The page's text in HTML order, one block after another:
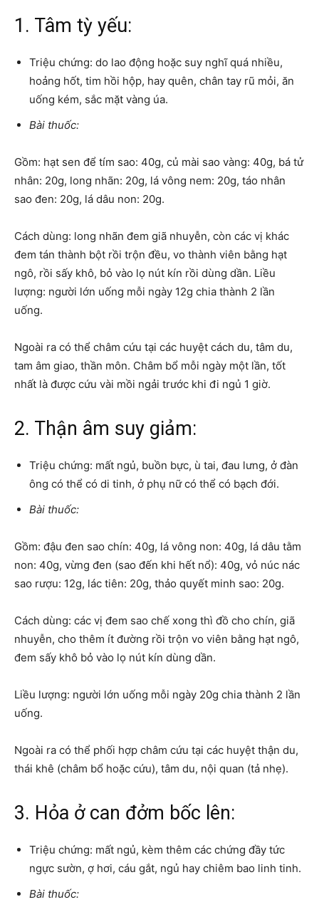
1. Tâm tỳ yếu:
Triệu chứng: do lao động hoặc suy nghĩ quá nhiều,
hoảng hốt, tim hồi hộp, hay quên, chân tay rũ mỏi, ăn
uống kém, sắc mặt vàng úa.
Bài thuốc:
Gồm: hạt sen để tím sao: 40g, củ mài sao vàng: 40g, bá tử
nhân: 20g, long nhãn: 20g, lá vông nem: 20g, táo nhân
sao đen: 20g, lá dâu non: 20g.
Cách dùng: long nhãn đem giã nhuyễn, còn các vị khác
đem tán thành bột rồi trộn đều, vo thành viên bằng hạt
ngô, rồi sấy khô, bỏ vào lọ nút kín rồi dùng dần. Liều
lượng: người lớn uống mỗi ngày 12g chia thành 2 lần
uống.
Ngoài ra có thể châm cứu tại các huyệt cách du, tâm du,
tam âm giao, thần môn. Châm bổ mỗi ngày một lần, tốt
nhất là được cứu vài mồi ngải trước khi đi ngủ 1 giờ.
2. Thận âm suy giảm:
Triệu chứng: mất ngủ, buồn bực, ù tai, đau lưng, ở đàn
ông có thể có di tinh, ở phụ nữ có thể có bạch đới.
Bài thuốc:
Gồm: đậu đen sao chín: 40g, lá vông non: 40g, lá dâu tằm
non: 40g, vừng đen (sao đến khi hết nổ): 40g, vỏ núc nác
sao rượu: 12g, lác tiên: 20g, thảo quyết minh sao: 20g.
Cách dùng: các vị đem sao chế xong thì đồ cho chín, giã
nhuyễn, cho thêm ít đường rồi trộn vo viên bằng hạt ngô,
đem sấy khô bỏ vào lọ nút kín dùng dần.
Liều lượng: người lớn uống mỗi ngày 20g chia thành 2 lần
uống.
Ngoài ra có thể phối hợp châm cứu tại các huyệt thận du,
thái khê (châm bổ hoặc cứu), tâm du, nội quan (tả nhẹ).
3. Hỏa ở can đởm bốc lên:
Triệu chứng: mất ngủ, kèm thêm các chứng đầy tức
ngực sườn, ợ hơi, cáu gắt, ngủ hay chiêm bao linh tinh.
Bài thuốc: